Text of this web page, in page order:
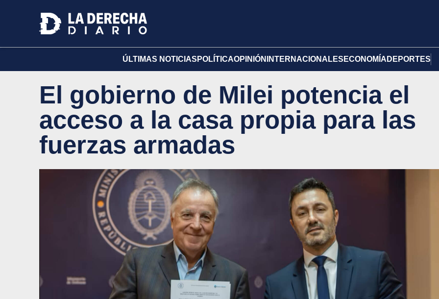
ÚLTIMAS NOTICIAS POLÍTICAOPINIÓN INTERNACIONALES ECONOMÍA DEPORTES
El gobierno de Milei potencia el
acceso a la casa propia para las
fuerzas armadas